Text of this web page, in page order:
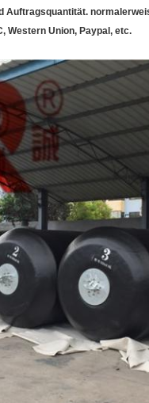
Auftragsquantität.
Western Union, Paypal, etc.